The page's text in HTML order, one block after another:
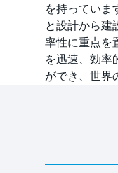
を持っていま
と設計から建
率性に重点を
を迅速、効率
ができ、世界